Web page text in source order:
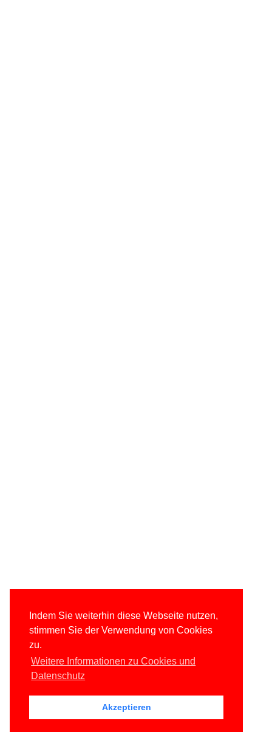
Indem Sie weiterhin diese Webseite nutzen,
stimmen Sie der Verwendung von Cookies
zu.
Weitere Informationen zu Cookies und
Datenschutz
Akzeptieren